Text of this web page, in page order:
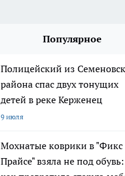
Популярное
Полицейский из
района спас двух тонущих
детей в реке Керженец
9 июля
Мохнатые коврики в "Фикс
Прайсе" взяла не под